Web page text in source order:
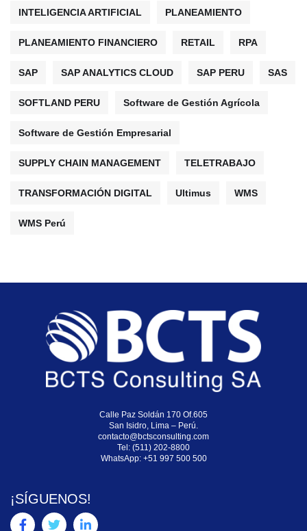
INTELIGENCIA ARTIFICIAL PLANEAMIENTO
PLANEAMIENTO FINANCIERO RETAIL RPA
SAP SAP ANALYTICS CLOUD SAP PERU SAS
SOFTLAND PERU Software de Gestión Agrícola
Software de Gestión Empresarial
SUPPLY CHAIN MANAGEMENT TELETRABAJO
TRANSFORMACIÓN DIGITAL Ultimus WMS
WMS Perú
Calle Paz Soldán 170 Of.605
San Isidro, Lima – Perú.
contacto@bctsconsulting.com
Tel: (511) 202-8800
WhatsApp: +51 997 500 500
¡SÍGUENOS!